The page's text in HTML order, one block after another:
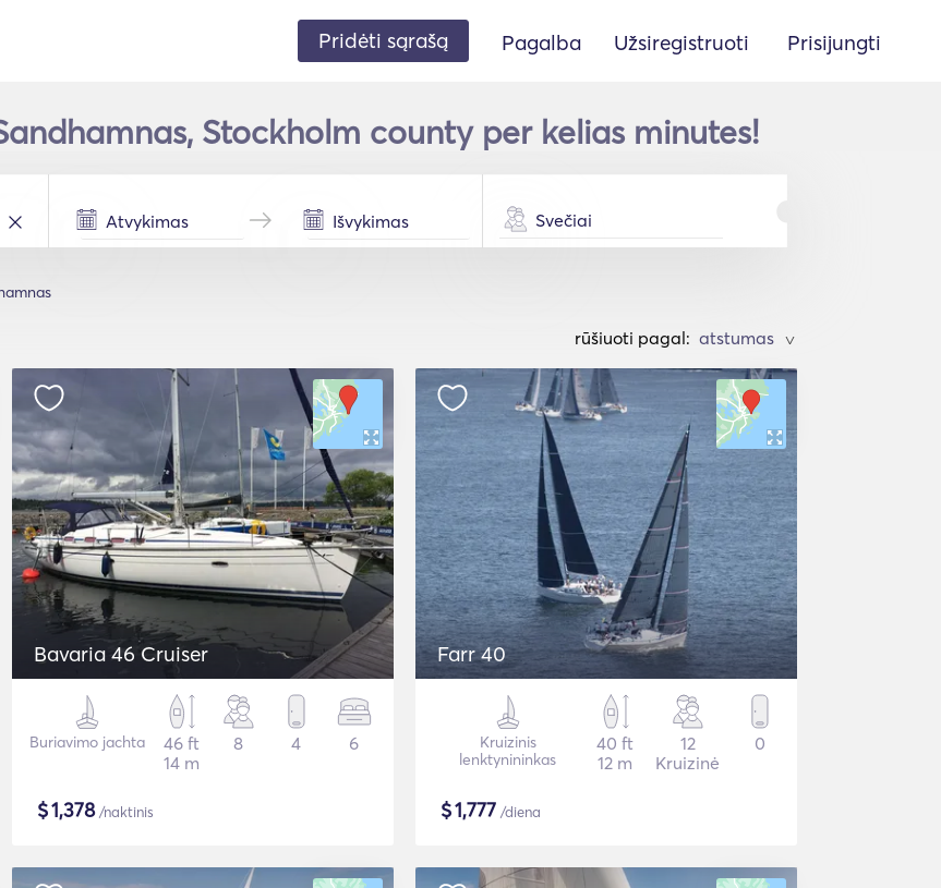
Pridėti sąrašą Pagalba Užsiregistruoti Prisijungti
Stockholm county per kelias minutes!
Svečiai
rūšiuoti pagal: >
Bavaria 46 Cruiser
Buriavimo jachta
46 ft
14 m
8 4 6
$1,378/naktinis
Farr 40
Kruizinis
lenktynininkas
40 ft
12 m
12
Kruizinė
0
$1,777 /diena